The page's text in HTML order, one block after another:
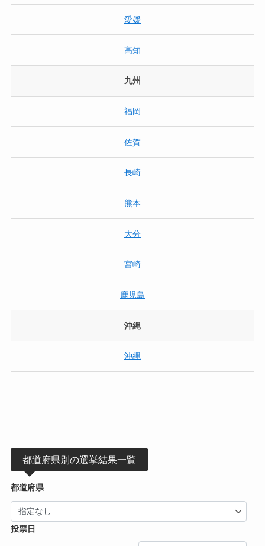
愛媛
高知
九州
福岡
佐賀
長崎
熊本
大分
宮崎
鹿児島
沖縄
沖縄
都道府県別の選挙結果一覧
都道府県
投票日